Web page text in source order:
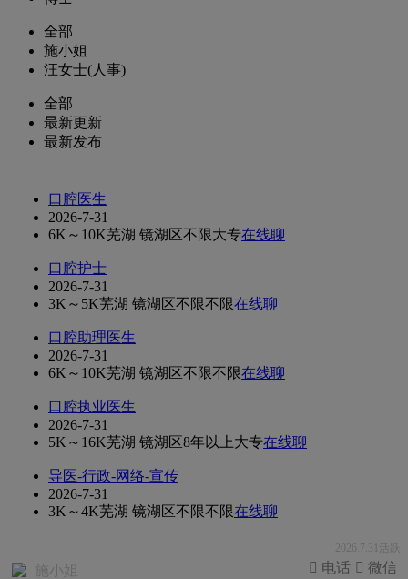
全部
施小姐
汪女士(人事)
全部
最新更新
最新发布
口腔医生
2026-7-31
6K～10K芜湖 镜湖区不限大专在线聊
口腔护士
2026-7-31
3K～5K芜湖 镜湖区不限不限在线聊
口腔助理医生
2026-7-31
6K～10K芜湖 镜湖区不限不限在线聊
口腔执业医生
2026-7-31
5K～16K芜湖 镜湖区8年以上大专在线聊
导医-行政-网络-宣传
2026-7-31
3K～4K芜湖 镜湖区不限不限在线聊
2026.7.31活跃
施小姐  微信
 电话